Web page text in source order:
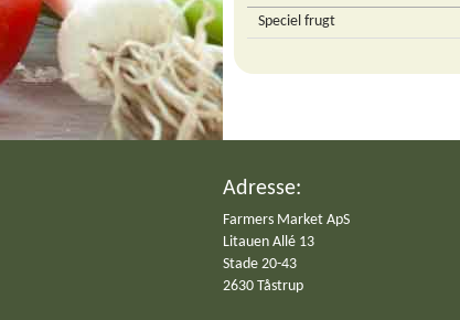
Speciel frugt
Adresse:
Farmers Market ApS
Litauen Allé 13
Stade 20-43
2630 Tåstrup